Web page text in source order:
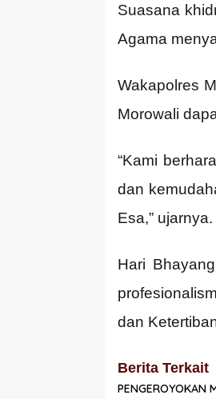
Suasana
Agama
Wakapolres
Morowali
“Kami
dan
Esa,” ujarnya.
Hari
dan
Berita Terkait